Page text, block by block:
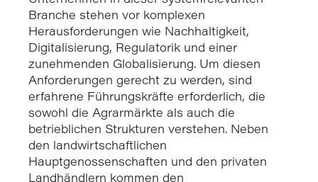
Branche stehen vor komplexen
Herausforderungen wie Nachhaltigkeit,
Digitalisierung, Regulatorik und einer
zunehmenden Globalisierung. Um diesen
Anforderungen gerecht zu werden, sind
erfahrene Führungskräfte erforderlich, die
sowohl die Agrarmärkte als auch die
betrieblichen Strukturen verstehen. Neben
den landwirtschaftlichen
Hauptgenossenschaften und den privaten
Landhändlern kommen den